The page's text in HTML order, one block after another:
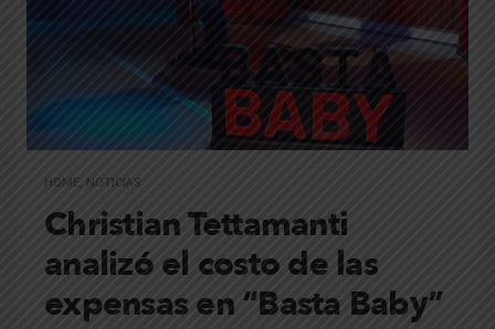
HOME, NOTICIAS
Christian Tettamanti
analizó el costo de las
expensas en “Basta Baby”